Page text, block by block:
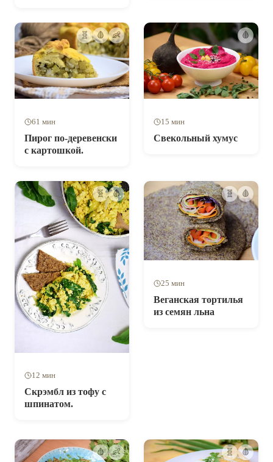
🧬 🩸 👶
61 мин
Пирог по-деревенски
с картошкой.
🩸
15 мин
Свекольный хумус
🧬 🩸
12 мин
Скрэмбл из тофу с
шпинатом.
🧬 🩸
25 мин
Веганская тортилья
из семян льна
🩸 👶 🧬 🩸